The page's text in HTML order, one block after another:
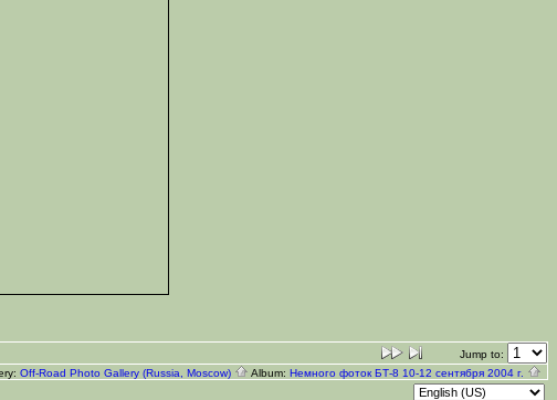
Jump to:
Off-Road Photo Gallery (Russia, Moscow) Album: Немного фоток БТ-8 10-12 сентября 2004 г.